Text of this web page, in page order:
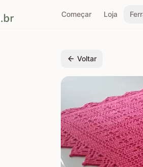
Começar Loja
Voltar